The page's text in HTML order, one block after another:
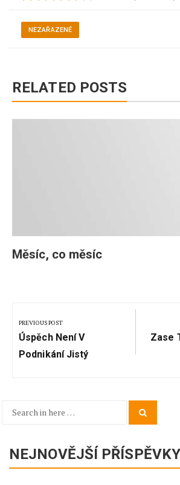
NEZAŘAZENÉ
RELATED POSTS
Měsíc, co měsíc
pro
příspěvek
PREVIOUS POST
Previous
Post:
Úspěch Není V
Podnikání Jistý
Next
Zase
Search
NEJNOVĚJŠÍ PŘÍSPĚVKY